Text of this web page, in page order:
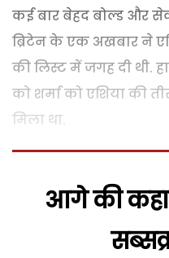
कई बार बेहद बोल्ड और
ब्रिटेन के एक अखबार ने
की लिस्ट में जगह दी थी.
को शर्मा को एशिया की
मिला था.
आगे की